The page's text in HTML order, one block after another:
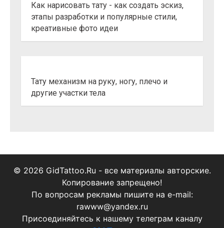
Как нарисовать тату - как создать эскиз,
этапы разработки и популярные стили,
креативные фото идеи
Тату механизм на руку, ногу, плечо и
другие участки тела
© 2026 GidTattoo.Ru - все материалы авторские.
Копирование запрещено!
По вопросам рекламы пишите на e-mail:
rawww@yandex.ru
Присоединяйтесь к нашему телеграм каналу